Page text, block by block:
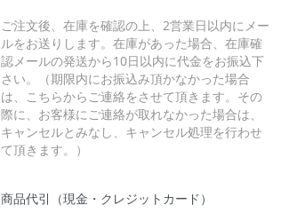
ご注文後、在庫を確認の上、2営業日以内にメー
ルをお送りします。在庫があった場合、在庫確
認メールの発送から10日以内に代金をお振込下
さい。（期限内にお振込み頂かなかった場合
は、こちらからご連絡をさせて頂きます。その
際に、お客様にご連絡が取れなかった場合は、
キャンセルとみなし、キャンセル処理を行わせ
て頂きます。）
商品代引（現金・クレジットカード）